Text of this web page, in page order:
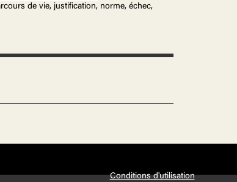
de vie, justification, norme, échec,
Conditions d'utilisation